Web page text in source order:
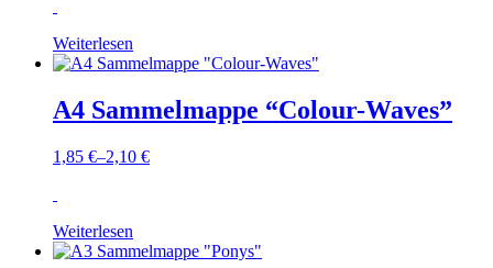
Weiterlesen
A4 Sammelmappe “Colour-Waves”
1,85 €–2,10 €
Weiterlesen